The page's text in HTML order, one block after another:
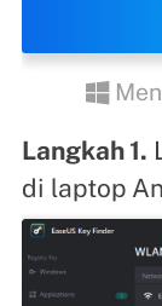
Langkah 1.
di laptop